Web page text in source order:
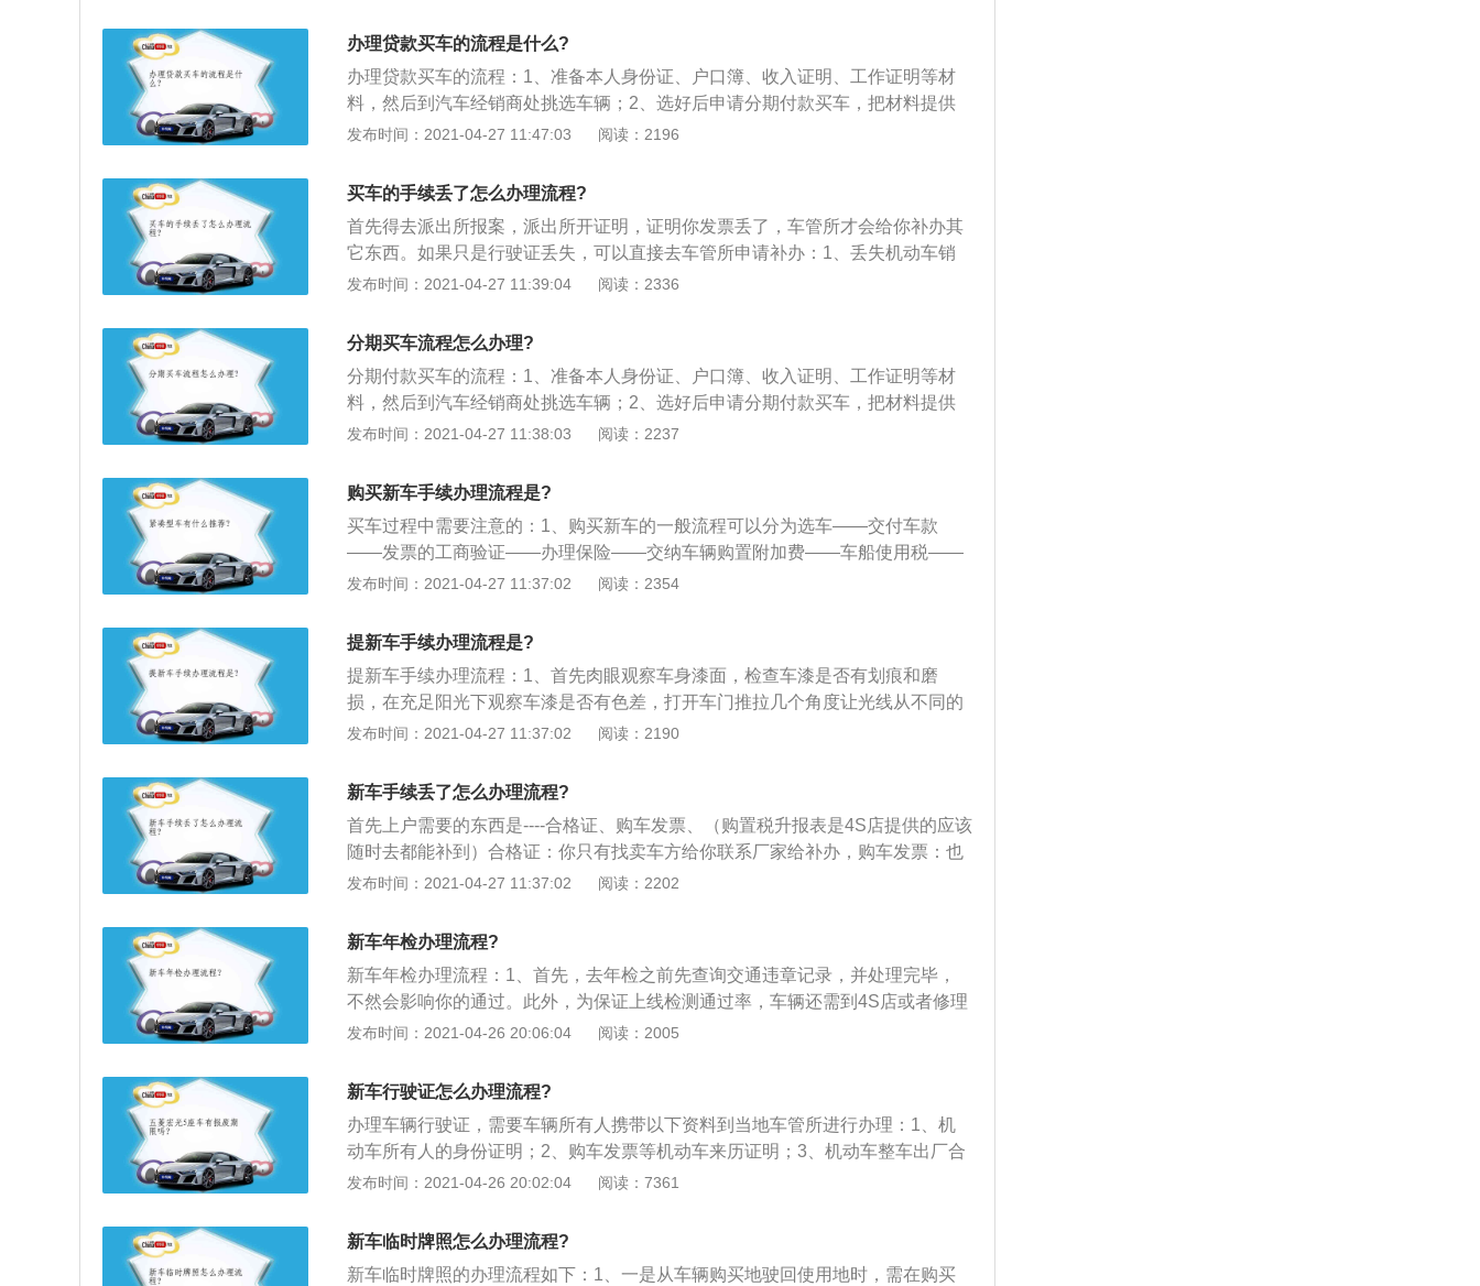
了，把这些写清楚，交警审核之后，当场就可以补办；3、另外，保险标志也是
到您当初哪个保险公司卖给您的，找到哪家保险公司的柜台，一样的手续，车主
本人的身份证，车辆的行驶证，保险公司还需要一个保单，把这些材料交给保险
公司，保险公司就会再给您一个交强险保险标志。赶紧去补办，才能放心。
办理贷款买车的流程是什么?
办理贷款买车的流程：1、准备本人身份证、户口簿、收入证明、工作证明等材
料，然后到汽车经销商处挑选车辆；2、选好后申请分期付款买车，把材料提供
给汽车经销商；3、经销商会进行初审，通过初审后申请人与经销商签订购车合
该银行开户并存入首付款，签订贷款合同；5、办理抵押登记等手续，银行放款
给经销商；6、申请人可以去办理保险、上牌等手续，然后可以提车，以后按时
分期还款。
发布时间：2021-04-27 11:47:03 阅读：2196
买车的手续丢了怎么办理流程?
首先得去派出所报案，派出所开证明，证明你发票丢了，车管所才会给你补办其
它东西。如果只是行驶证丢失，可以直接去车管所申请补办：1、丢失机动车销
售发票可到机动车销售单位取得销售统一发票存根联复印件（盖销售单位发票专
备案；3、由机动车销售单位重新开具销售发票；车主拿重新开的机动车销售发
票办理相关手续。
发布时间：2021-04-27 11:39:04 阅读：2336
分期买车流程怎么办理?
分期付款买车的流程：1、准备本人身份证、户口簿、收入证明、工作证明等材
料，然后到汽车经销商处挑选车辆；2、选好后申请分期付款买车，把材料提供
给经销商；3、经销商会进行初审，通过初审后申请人与经销商签订购车合同，
行开户并存入首付款，签订贷款合同；5、办理抵押登记等手续，银行放款给经
销商，申请人可以去办理保险、上牌等手续，然后可以提车，以后按时分期还
款。
发布时间：2021-04-27 11:38:03 阅读：2237
购买新车手续办理流程是?
买车过程中需要注意的：1、购买新车的一般流程可以分为选车——交付车款
——发票的工商验证——办理保险——交纳车辆购置附加费——车船使用税——
办理移动证——验车——领取牌照——交纳养路费——备案——办理车辆行驶
退还，而订金是可以退还的；3、注意收费项目，目前4s店的贷款买车收费主要
有手续费，公证费，续保押金，GPS安装费等，合同里一定要看清楚哪些是收费
项目，因为这其中有一些是不需要缴纳的；4、选车是一定要注意是否库存车，
库存车通常是指生产日期超过6个月的车辆，或者是新车到店三个月还没卖出去
的车辆，这些车辆机油、橡胶、电瓶都是有较大问题的，一定要检查车辆的生产
发票、车辆登记注册联、报税联、车辆合格证等就不要给经销商了，这是购车后
的最好证明，同时也是后期保护自己合法权益的证据；6、新车一定较经过正规
的PDI，经过系统全面的检查到达消费者手中的车辆才是更有保证的。
发布时间：2021-04-27 11:37:02 阅读：2354
提新车手续办理流程是?
提新车手续办理流程：1、首先肉眼观察车身漆面，检查车漆是否有划痕和磨
损，在充足阳光下观察车漆是否有色差，打开车门推拉几个角度让光线从不同的
角度照射来检查钣金是否平整；2、检查车辆铭牌，汽车铭牌位于驾驶座车门侧
半年，那么这辆车很有可能是库存车或试驾车；3、检查挡风玻璃，数字代表最
近生产年份，点代表生产月份，点在数字左边，说明是上半年生产，用7减去黑
点数，得出具体年份；如果点在数字右边，说明是下半年生产，用13减去黑点
数，得出具体年份；4、打开发动机舱盖，检查发动机舱内是否清洁，如果车辆
放置时间很长或者被使用过，那么部分地方会有明显积尘或污渍；5、打开车
产日期，由于轮胎属于采购，那么生产日期肯定和汽车生产日期不同，这个不用
太在意，不过如果轮胎生产日期距离提车日期已经有了一定年份，那么就值得注
意了。如图，在轮胎外壁会有一组数字，由四位数字组成，前两位表示一年中的
否制冷、出风口是否有异味、中控台功能是否正常运行、雨刷是否正常、灯光是
发布时间：2021-04-27 11:37:02 阅读：2190
新车手续丢了怎么办理流程?
首先上户需要的东西是----合格证、购车发票、（购置税升报表是4S店提供的应该
随时去都能补到）合格证：你只有找卖车方给你联系厂家给补办，购车发票：也
只有找卖车方给你补：1、机动车登记证书灭失、丢失或者损毁的，属于补领机
认机动车，审查提交的证明、凭证，补发、换发机动车登记证书；2、启用机动
向登记地车辆管理所申领机动车登记证书；3、但属于机动车所有人申请变更、
转移或者抵押登记的，应当在申请前向车辆管理所申领机动车登记证书。
发布时间：2021-04-27 11:37:02 阅读：2202
新车年检办理流程?
新车年检办理流程：1、首先，去年检之前先查询交通违章记录，并处理完毕，
不然会影响你的通过。此外，为保证上线检测通过率，车辆还需到4S店或者修理
厂进行检测前的保养维护，主要包括：灯光、刹车、驻车制动（手刹）、尾气
有效期至某年某月，比如行驶证副本上写着\"检验有效期至2018年9月\"，那么你
就要在9月前3个月内去年检。若是没有按时去做年检，被交警查到，除了扣车
外，还要扣分罚款，基本上是3分200块钱。而万一出了交通事故，因为没有按时
年检，保险公司是不予理赔的。所以一定要记得年检的时间；3、年检的地点按
照\"就近原则\"，只要是车管所指定的车辆年检站均可，值得一提的时，从2018年
的省份直接检验车辆，申领检验合格标志。也就是说你可以在任一家有资质的机
动车检测站就近参加验车，就算跨省也无需再开具异地验车委托书。
发布时间：2021-04-26 20:06:04 阅读：2005
新车行驶证怎么办理流程?
办理车辆行驶证，需要车辆所有人携带以下资料到当地车管所进行办理：1、机
动车所有人的身份证明；2、购车发票等机动车来历证明；3、机动车整车出厂合
格证明或者进口机动车进口凭证；4、车辆购置税完税证明或者免税凭证；5、机
发布时间：2021-04-26 20:02:04 阅读：7361
新车临时牌照怎么办理流程?
新车临时牌照的办理流程如下：1、一是从车辆购买地驶回使用地时，需在购买